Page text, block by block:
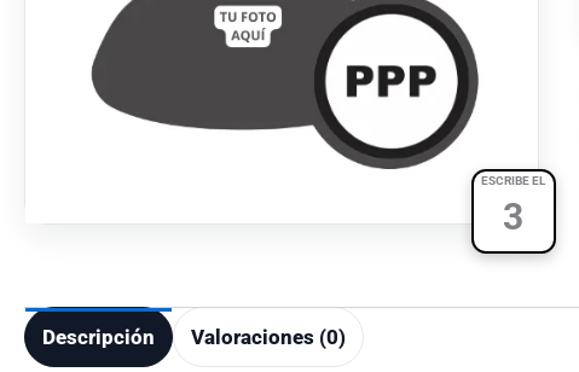
ESCRIBE EL
3
Descripción Valoraciones (0)